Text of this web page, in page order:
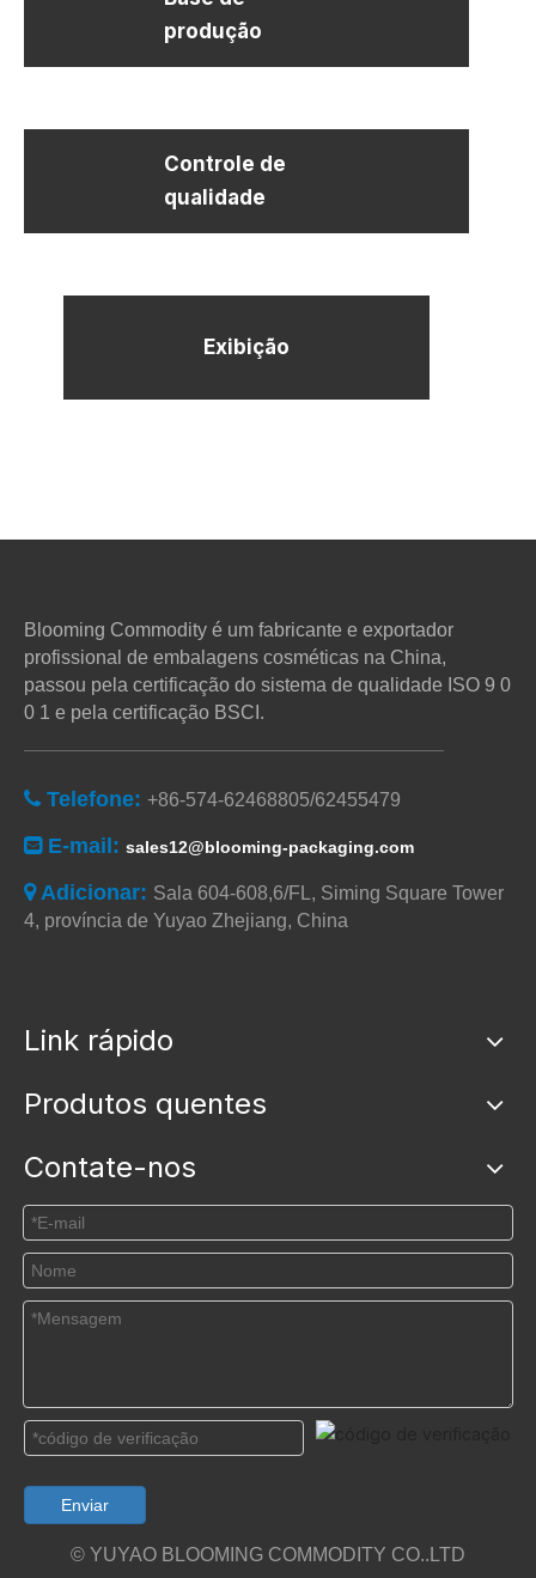
produção
Controle de
qualidade
Exibição
Blooming Commodity é um fabricante e exportador
profissional de embalagens cosméticas na China,
passou pela certificação do sistema de qualidade ISO 9 0
0 1 e pela certificação BSCI.
 Telefone: +86-574-62468805/62455479
E-mail: sales12@blooming-packaging.com
Adicionar: Sala 604-608,6/FL, Siming Square Tower
4, província de Yuyao Zhejiang, China
Link rápido
Produtos quentes
Contate-nos
Enviar
©️ YUYAO BLOOMING COMMODITY CO..LTD